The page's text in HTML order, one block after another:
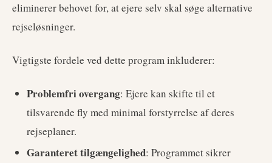
eliminerer behovet for, at ejere selv skal søge alternative
rejseløsninger.
Vigtigste fordele ved dette program inkluderer:
Problemfri overgang: Ejere kan skifte til et
tilsvarende fly med minimal forstyrrelse af deres
rejseplaner.
Garanteret tilgængelighed: Programmet sikrer